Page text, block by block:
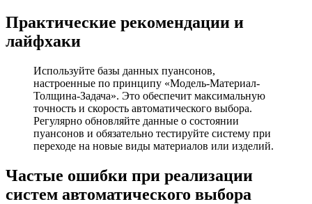
Практические рекомендации и
лайфхаки
Используйте базы данных пуансонов,
настроенные по принципу «Модель-Материал-
Толщина-Задача». Это обеспечит максимальную
точность и скорость автоматического выбора.
Регулярно обновляйте данные о состоянии
пуансонов и обязательно тестируйте систему при
переходе на новые виды материалов или изделий.
Частые ошибки при реализации
систем автоматического выбора